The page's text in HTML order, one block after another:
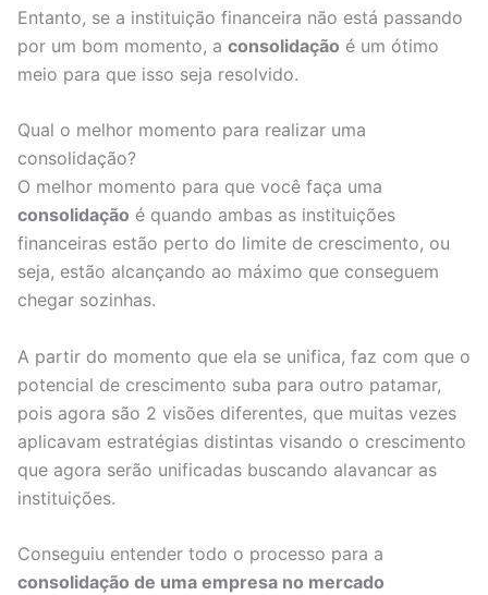
Entanto, se a instituição financeira não está passando
por um bom momento, a consolidação é um ótimo
meio para que isso seja resolvido.
Qual o melhor momento para realizar uma
consolidação?
O melhor momento para que você faça uma
consolidação é quando ambas as instituições
financeiras estão perto do limite de crescimento, ou
seja, estão alcançando ao máximo que conseguem
chegar sozinhas.
A partir do momento que ela se unifica, faz com que o
potencial de crescimento suba para outro patamar,
pois agora são 2 visões diferentes, que muitas vezes
aplicavam estratégias distintas visando o crescimento
que agora serão unificadas buscando alavancar as
instituições.
Conseguiu entender todo o processo para a
consolidação de uma empresa no mercado